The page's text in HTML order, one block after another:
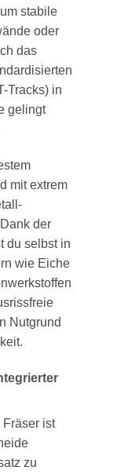
stabile
oder
das
Tracks) in
gelingt
mit extrem
der
du selbst in
wie Eiche
Nutgrund
ist
zu